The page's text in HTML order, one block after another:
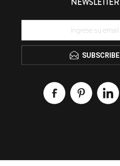
SUBSCRIBE